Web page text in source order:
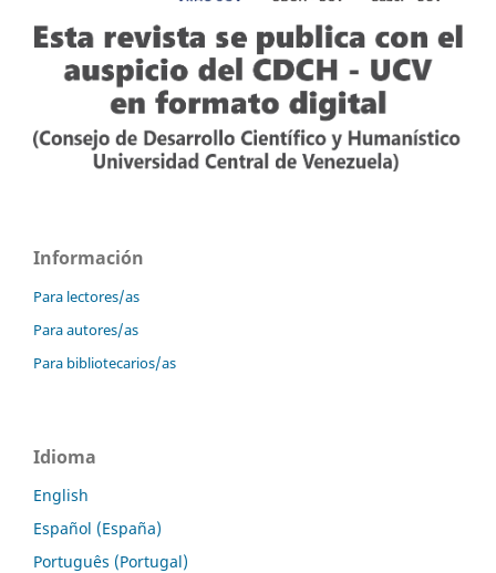
Información
Para lectores/as
Para autores/as
Para bibliotecarios/as
Idioma
English
Español (España)
Português (Portugal)